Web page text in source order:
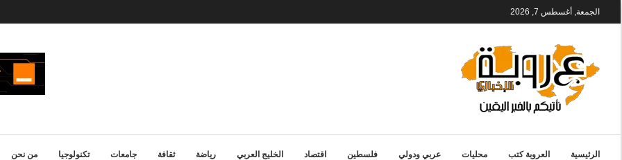
الجمعة, أغسطس 7, 2026
الرئيسية العروبة كتب محليات عربي ودولي فلسطين اقتصاد الخليج العربي رياضة ثقافة جامعات تكنولوجيا من نحن